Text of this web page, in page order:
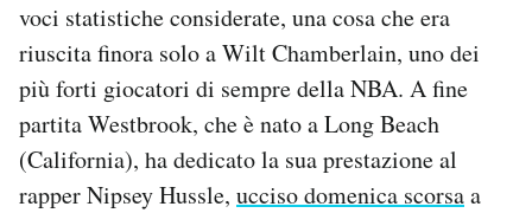
Newsletter
Hai bisogno di aiuto?
Esci
voci statistiche considerate, una cosa che era
riuscita finora solo a Wilt Chamberlain, uno dei
più forti giocatori di sempre della NBA. A fine
partita Westbrook, che è nato a Long Beach
(California), ha dedicato la sua prestazione al
rapper Nipsey Hussle, ucciso domenica scorsaa